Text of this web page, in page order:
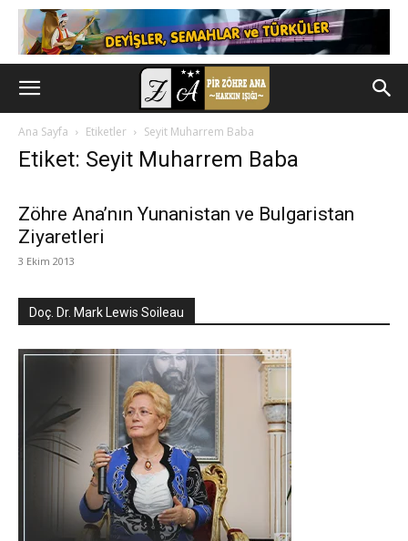
Ana Sayfa Etiketler Seyit Muharrem Baba
Etiket: Seyit Muharrem Baba
Zöhre Ana’nın Yunanistan ve Bulgaristan
Ziyaretleri
3 Ekim 2013
Doç. Dr. Mark Lewis Soileau